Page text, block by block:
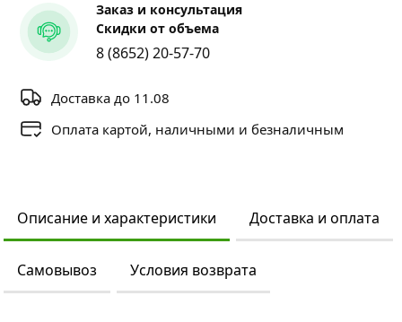
Заказ и консультация
Скидки от объема
8 (8652) 20-57-70
Доставка до 11.08
Оплата картой, наличными и безналичным
Описание и характеристики Доставка и оплата
Самовывоз Условия возврата